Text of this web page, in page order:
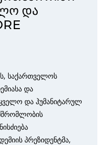
და
საქართველოს
და
და ჰუმანიტარულ
პრეზიდენტმა,